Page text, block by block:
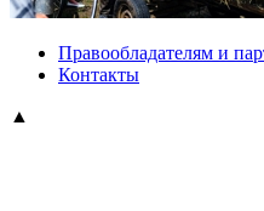
Правообладателям и
Контакты
▲